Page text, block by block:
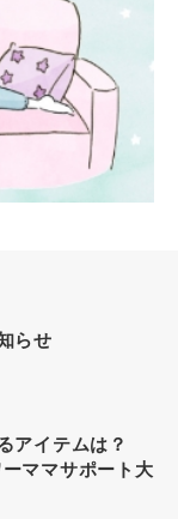
らせ
アイテムは？
ママサポート大